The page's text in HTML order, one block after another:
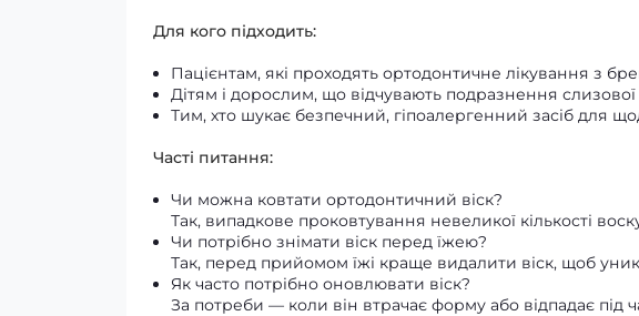
Для кого підходить:
Пацієнтам, які проходять ортодонтичне лікування з
Дітям і дорослим, що відчувають подразнення слизової
Тим, хто шукає безпечний, гіпоалергенний засіб для
Часті питання:
Чи можна ковтати ортодонтичний віск?
Так, випадкове проковтування невеликої кількості
Чи потрібно знімати віск перед їжею?
Так, перед прийомом їжі краще видалити віск, щоб
Як часто потрібно оновлювати віск?
За потреби — коли він втрачає форму або відпадає під